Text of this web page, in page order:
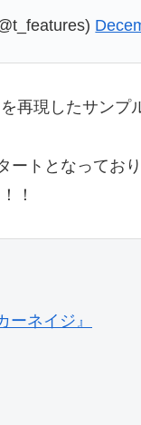
再現したサンプ
ートとなってお
！
ーネイジ』